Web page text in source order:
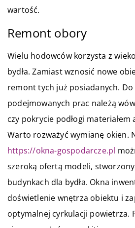
wartość.
Remont obory
Wielu hodowców korzysta z
bydła. Zamiast wznosić nowe
remont tych już posiadanych. Do
podejmowanych prac należą
czy pokrycie podłogi
Warto rozważyć wymianę okien.
https://okna-gospodarcze.pl
szeroką ofertą modeli,
budynkach dla bydła. Okna
doświetlenie wnętrza obiektu i
optymalnej cyrkulacji powietrza.